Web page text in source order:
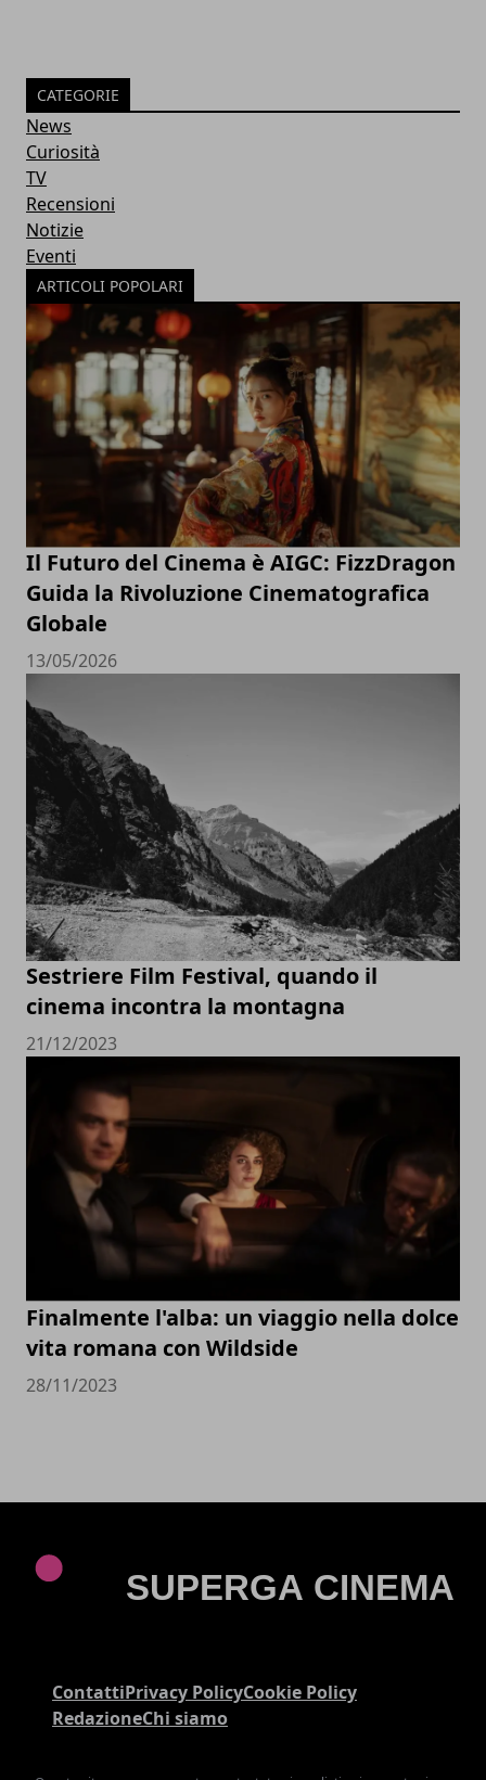
CATEGORIE
News
Curiosità
TV
Recensioni
Notizie
Eventi
ARTICOLI POPOLARI
Il Futuro del Cinema è AIGC: FizzDragon
Guida la Rivoluzione Cinematografica
Globale
13/05/2026
Sestriere Film Festival, quando il
cinema incontra la montagna
21/12/2023
Finalmente l'alba: un viaggio nella dolce
vita romana con Wildside
28/11/2023
ContattiPrivacy PolicyCookie Policy
RedazioneChi siamo